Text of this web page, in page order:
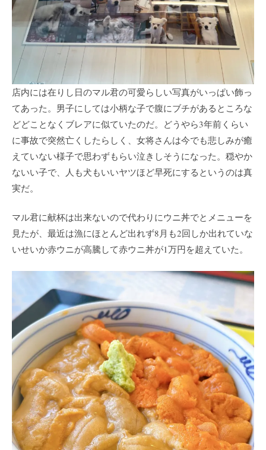
店内には在りし日のマル君の可愛らしい写真がいっぱい飾っ
てあった。男子にしては小柄な子で腹にブチがあるところな
どどことなくブレアに似ていたのだ。どうやら3年前くらい
に事故で突然亡くしたらしく、女将さんは今でも悲しみが癒
えていない様子で思わずもらい泣きしそうになった。穏やか
ないい子で、人も犬もいいヤツほど早死にするというのは真
実だ。
マル君に献杯は出来ないので代わりにウニ丼でとメニューを
見たが、最近は漁にほとんど出れず8月も2回しか出れていな
いせいか赤ウニが高騰して赤ウニ丼が1万円を超えていた。